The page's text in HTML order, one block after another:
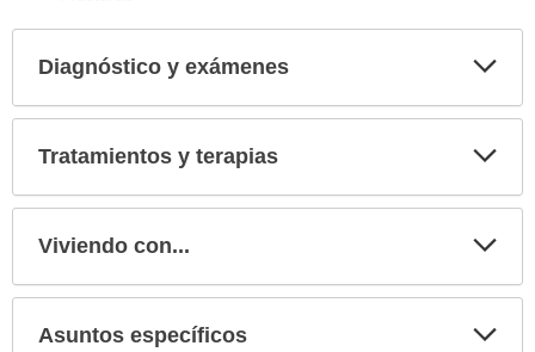
Diagnóstico y exámenes
Tratamientos y terapias
Viviendo con...
Asuntos específicos